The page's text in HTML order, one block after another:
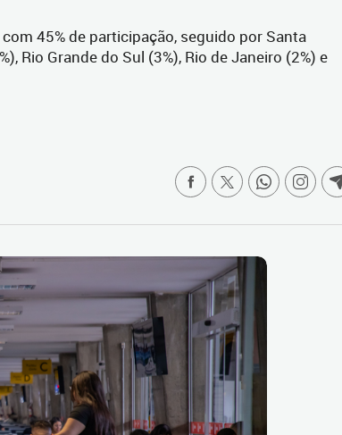
45% de participação, seguido por Santa
Rio Grande do Sul (3%), Rio de Janeiro (2%) e